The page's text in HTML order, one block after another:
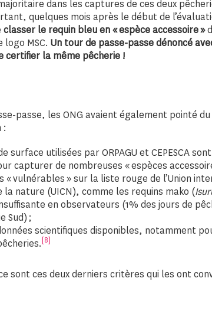
dans les captures de ces deux
quelques mois après le début de
classer le requin bleu en « espèce accessoire »
logo MSC. Un tour de passe-passe dénoncé
certifier la même pêcherie !
passe, les ONG avaient également pointé
:
surface utilisées par ORPAGU et CEPESCA
capturer de nombreuses « espèces
« vulnérables » sur la liste rouge de l’Union
la nature (UICN), comme les requins mako (
en observateurs (1% des jours de
Sud) ;
scientifiques disponibles, notamment
[8]
sont ces deux derniers critères qui les ont